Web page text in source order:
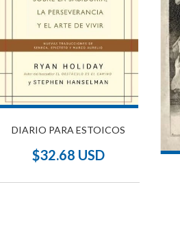
DIARIO PARA ESTOICOS
$32.68 USD